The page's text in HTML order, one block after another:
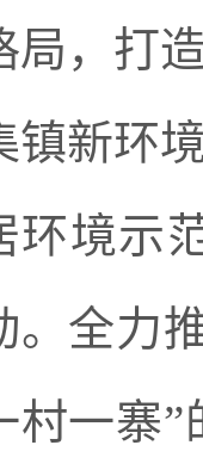
局，打
镇新环
环境示
。全力
村一寨